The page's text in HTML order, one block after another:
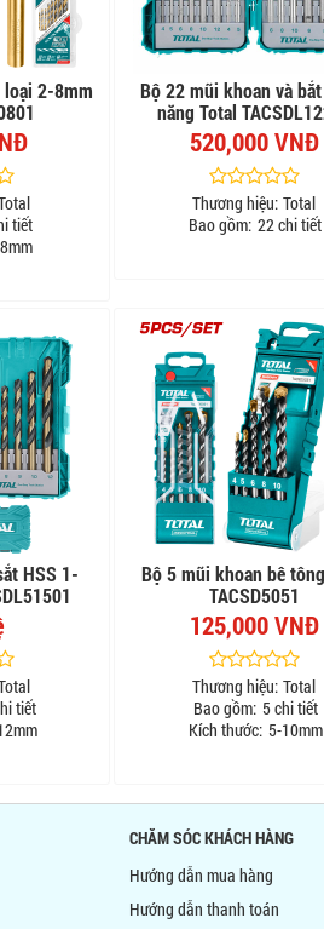
2-8mm
tiết
Bộ 22 mũi khoan và
năng Total
520,000 VNĐ
Thương hiệu: Total
Bao gồm: 22 chi tiết
HSS 1-
tiết
Bộ 5 mũi khoan bê
TACSD5051
125,000 VNĐ
Thương hiệu: Total
Bao gồm: 5 chi tiết
Kích thước: 5-10mm
CHĂM SÓC KHÁCH HÀNG
Hướng dẫn mua hàng
Hướng dẫn thanh toán